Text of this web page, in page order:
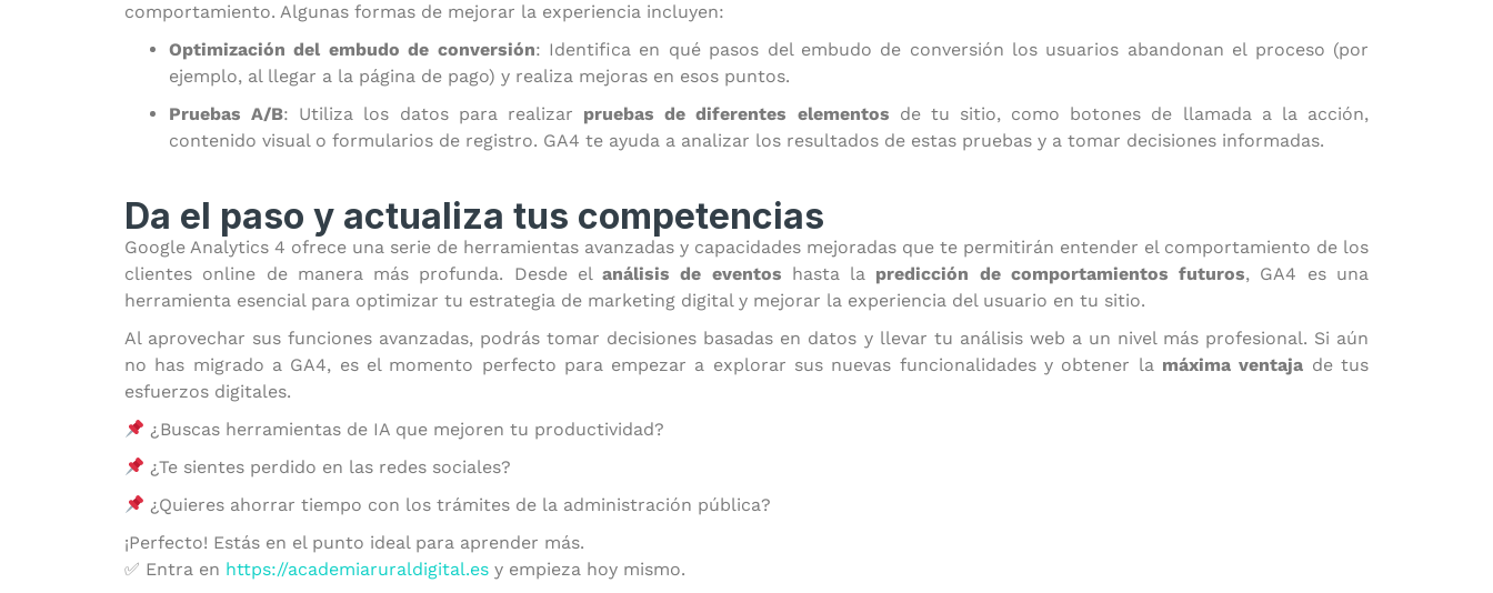
comportamiento. Algunas formas de mejorar la experiencia incluyen:
Optimización del embudo de conversión: Identifica en qué pasos del embudo de conversión los usuarios abandonan el proceso (por
ejemplo, al llegar a la página de pago) y realiza mejoras en esos puntos.
Pruebas A/B: Utiliza los datos para realizar pruebas de diferentes elementos de tu sitio, como botones de llamada a la acción,
contenido visual o formularios de registro. GA4 te ayuda a analizar los resultados de estas pruebas y a tomar decisiones informadas.
Da el paso y actualiza tus competencias
Google Analytics 4 ofrece una serie de herramientas avanzadas y capacidades mejoradas que te permitirán entender el comportamiento de los
clientes online de manera más profunda. Desde elanálisis de eventos hasta la predicción de comportamientos futuros, GA4 es una
herramienta esencial para optimizar tu estrategia de marketing digital y mejorar la experiencia del usuario en tu sitio.
Al aprovechar sus funciones avanzadas, podrás tomar decisiones basadas en datos y llevar tu análisis web a un nivel más profesional. Si aún
no has migrado a GA4, es el momento perfecto para empezar a explorar sus nuevas funcionalidades y obtener la máxima ventaja de tus
esfuerzos digitales.
¿Buscas herramientas de IA que mejoren tu productividad?
¿Te sientes perdido en las redes sociales?
¿Quieres ahorrar tiempo con los trámites de la administración pública?
¡Perfecto! Estás en el punto ideal para aprender más.
✅ Entra en https://academiaruraldigital.es y empieza hoy mismo.